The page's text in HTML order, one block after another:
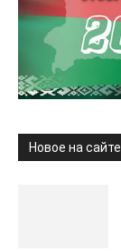
Новое на сайте